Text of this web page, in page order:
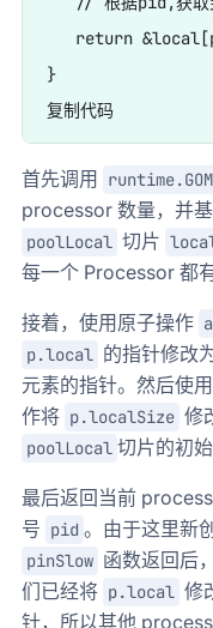
return
}
首先调用
processor 数量，并
poolLocal 切片
每一个 Processor 都
接着，使用原子操作
p.local 的指针修改
元素的指针。然后使用
作将 p.localSize 修
poolLocal 切片的初始
最后返回当前
号 pid 。由于这里新
pinSlow 函数返回后
们已经将 p.local 修
针，所以其他